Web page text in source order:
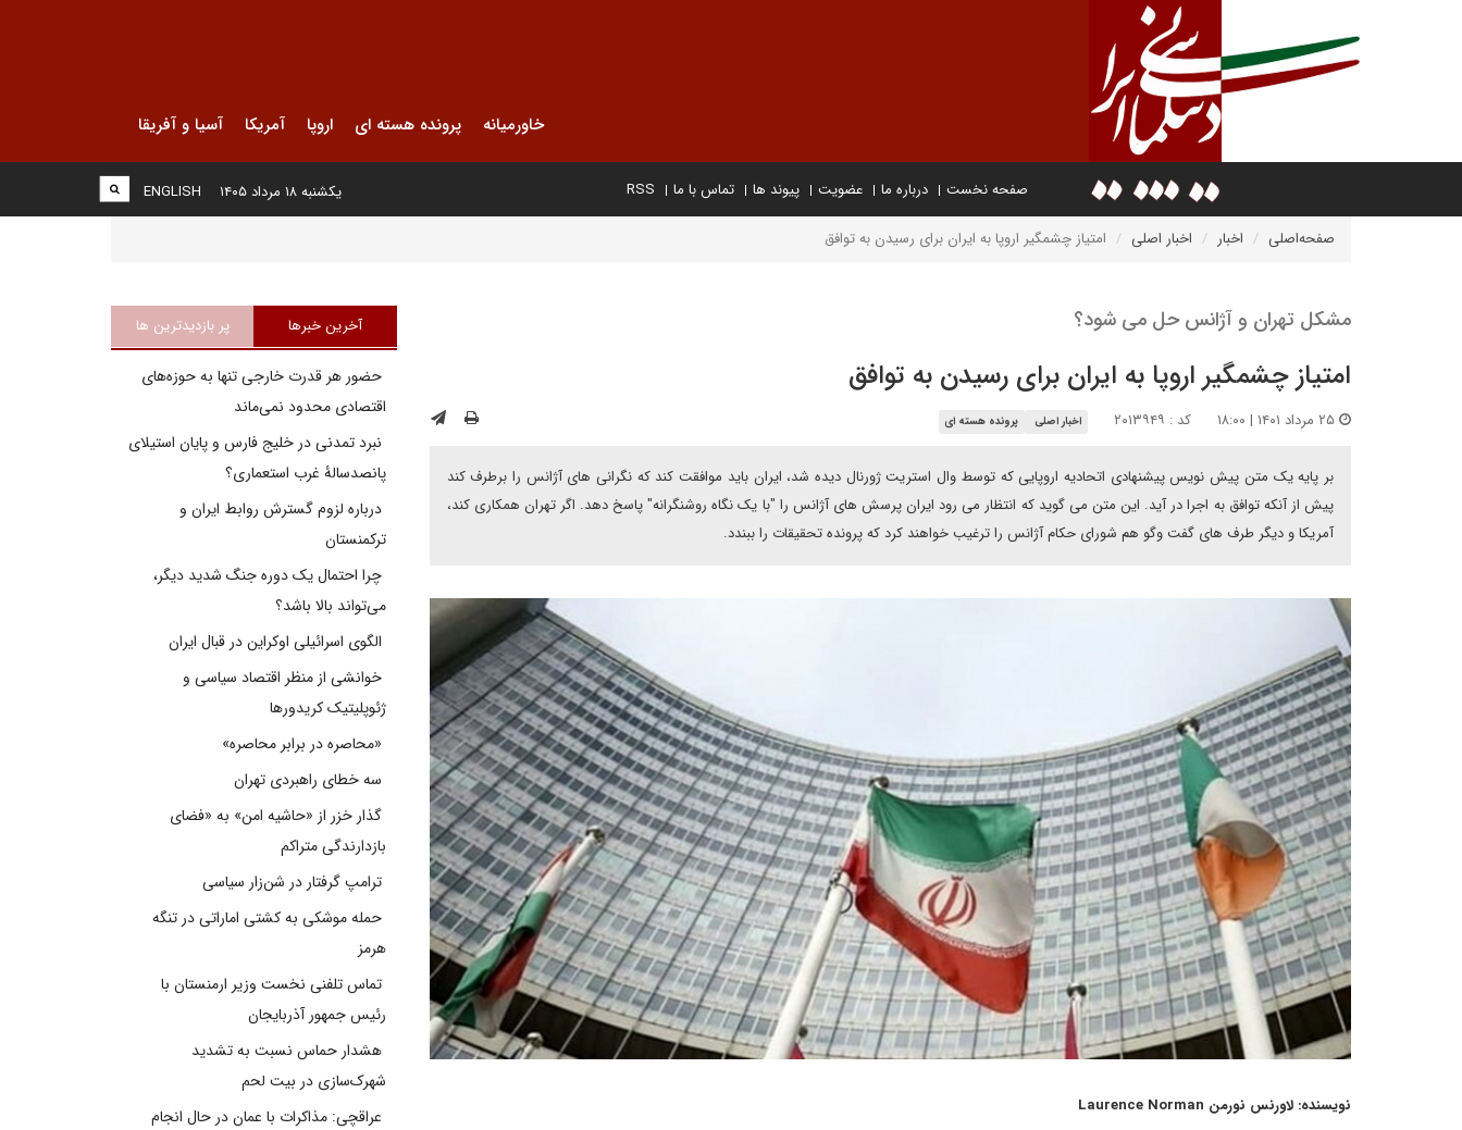
خاورمیانه پرونده هسته ای اروپا آمریکا آسیا و آفریقا
صفحه نخست درباره ما عضویت پیوند ها تماس با ما RSS
ENGLISH یکشنبه ۱۸ مرداد ۱۴۰۵
صفحه‌اصلی اخبار اخبار اصلی امتیاز چشمگیر اروپا به ایران برای رسیدن به توافق
مشکل تهران و آژانس حل می شود؟
امتیاز چشمگیر اروپا به ایران برای رسیدن به توافق
کد : ۲۰۱۳۹۴۹ اخبار اصلی پرونده هسته ای
بر پایه یک متن پیش نویس پیشنهادی اتحادیه اروپایی که توسط وال استریت ژورنال دیده شد، ایران باید موافقت کند که نگرانی های آژانس را برطرف کند
پیش از آنکه توافق به اجرا در آید. این متن می گوید که انتظار می رود ایران پرسش های آژانس را "با یک نگاه روشنگرانه" پاسخ دهد. اگر تهران همکاری کند،
آمریکا و دیگر طرف های گفت وگو هم شورای حکام آژانس را ترغیب خواهند کرد که پرونده تحقیقات را ببندد.
نویسنده: لاورنس نورمن Laurence Norman
آخرین خبرها پر بازدیدترین ها
حضور هر قدرت خارجی تنها به حوزه‌های
اقتصادی محدود نمی‌ماند
نبرد تمدنی در خلیج فارس و پایان استیلای
پانصدسالۀ غرب استعماری؟
درباره لزوم گسترش روابط ایران و
ترکمنستان
چرا احتمال یک دوره جنگ شدید دیگر،
می‌تواند بالا باشد؟
الگوی اسرائیلی اوکراین در قبال ایران
خوانشی از منظر اقتصاد سیاسی و
ژئوپلیتیک کریدورها
«محاصره در برابر محاصره»
سه خطای راهبردی تهران
گذار خزر از «حاشیه امن» به «فضای
بازدارندگی متراکم
ترامپ گرفتار در شن‌زار سیاسی
حمله موشکی به کشتی اماراتی در تنگه
هرمز
تماس تلفنی نخست وزیر ارمنستان با
رئیس جمهور آذربایجان
هشدار حماس نسبت به تشدید
شهرک‌سازی در بیت‌ لحم
عراقچی: مذاکرات با عمان در حال انجام